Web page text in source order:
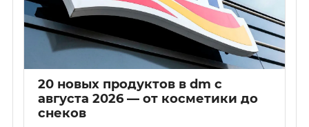
20 новых продуктов в dm с
августа 2026 — от косметики до
снеков